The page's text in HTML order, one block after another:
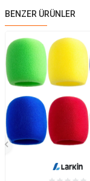
BENZER ÜRÜNLER